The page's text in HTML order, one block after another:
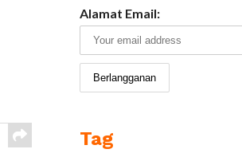
Alamat Email:
Tag